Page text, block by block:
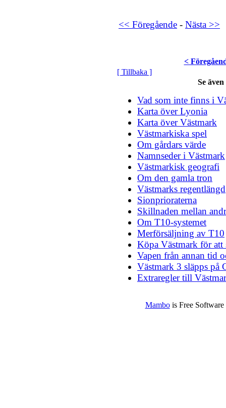
<< Föregående - Nästa >>
<
[ Tillbaka ]
Se även
Vad som inte finns i
Karta över Lyonia
Karta över Västmark
Västmarkiska spel
Om gårdars värde
Namnseder i Västmark
Västmarkisk geografi
Om den gamla tron
Västmarks regentlängd
Sionprioraterna
Skillnaden mellan
Om T10-systemet
Merförsäljning av T10
Köpa Västmark för att
Vapen från annan tid
Västmark 3 släpps på
Extraregler till
Mambois Free Software